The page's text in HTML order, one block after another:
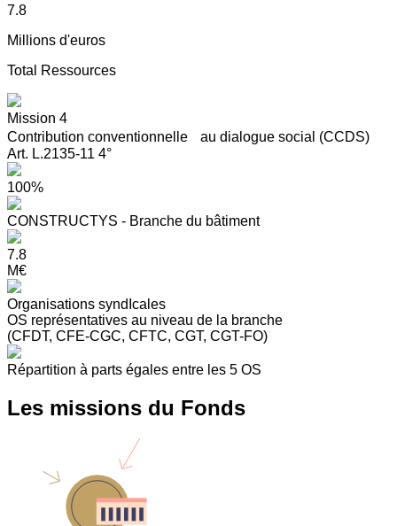
7.8
Millions d'euros
Total Ressources
Mission 4
Contribution conventionnelle au dialogue social (CCDS)
Art. L.2135-11 4°
100%
CONSTRUCTYS - Branche du bâtiment
7.8
M€
Organisations syndIcales
OS représentatives au niveau de la branche
(CFDT, CFE-CGC, CFTC, CGT, CGT-FO)
Répartition à parts égales entre les 5 OS
Les missions du Fonds